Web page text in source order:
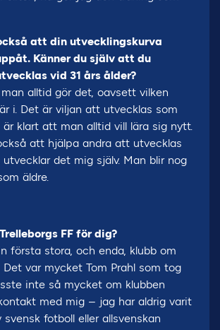
att din utvecklingskurva
Känner du själv att du
vid 31 års ålder?
alltid gör det, oavsett vilken
i. Det är viljan att utvecklas som
klart att man alltid vill lära sig nytt.
att hjälpa andra att utvecklas
det mig själv. Man blir nog
äldre.
FF för dig?
första stora, och enda, klubb om
Det var mycket Tom Prahl som tog
inte så mycket om klubben
med mig – jag har aldrig varit
svensk fotboll eller allsvenskan